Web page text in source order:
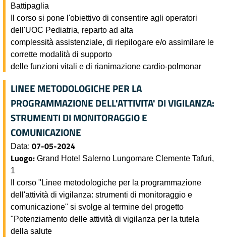
Battipaglia
Il corso si pone l'obiettivo di consentire agli operatori
dell'UOC Pediatria, reparto ad alta
complessità assistenziale, di riepilogare e/o assimilare le
corrette modalità di supporto
delle funzioni vitali e di rianimazione cardio-polmonar
LINEE METODOLOGICHE PER LA
PROGRAMMAZIONE DELL'ATTIVITA' DI VIGILANZA:
STRUMENTI DI MONITORAGGIO E
COMUNICAZIONE
Data: 07-05-2024
Luogo: Grand Hotel Salerno Lungomare Clemente Tafuri,
1
Il corso "Linee metodologiche per la programmazione
dell'attività di vigilanza: strumenti di monitoraggio e
comunicazione" si svolge al termine del progetto
"Potenziamento delle attività di vigilanza per la tutela
della salute